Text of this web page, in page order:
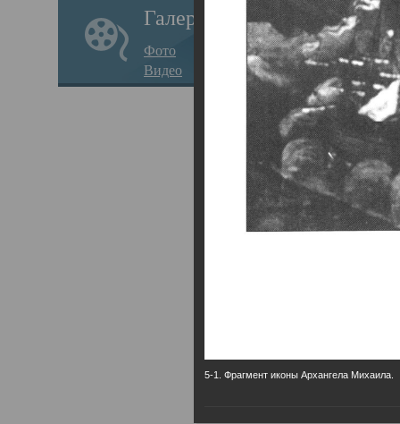
Галерея
Фото
Видео
5-1. Фрагмент иконы Архангела Михаила.